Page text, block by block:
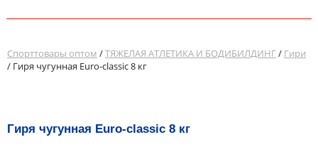
Спорттовары оптом /ТЯЖЕЛАЯ АТЛЕТИКА И БОДИБИЛДИНГ/ Гири
/ Гиря чугунная Euro-classic 8 кг
Гиря чугунная Euro-classic 8 кг